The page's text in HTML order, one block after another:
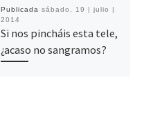
Publicada sábado, 19 | julio |
2014
Si nos pincháis esta tele,
¿acaso no sangramos?